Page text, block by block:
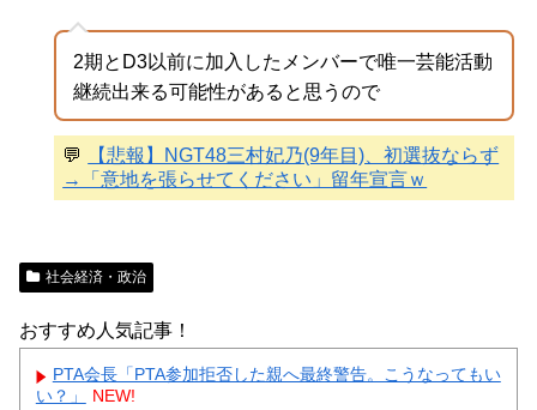
2期とD3以前に加入したメンバーで唯一芸能活動
継続出来る可能性があると思うので
💬
【悲報】NGT48三村妃乃(9年目)、初選抜ならず
→「意地を張らせてください」留年宣言ｗ
社会経済・政治
おすすめ人気記事！
PTA会長「PTA参加拒否した親へ最終警告。こうなってもい
い？」
NEW!